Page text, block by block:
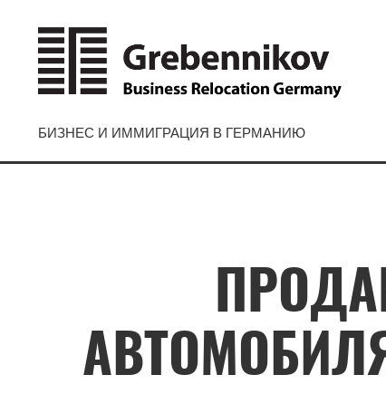
БИЗНЕС И ИММИГРАЦИЯ В ГЕРМАНИЮ